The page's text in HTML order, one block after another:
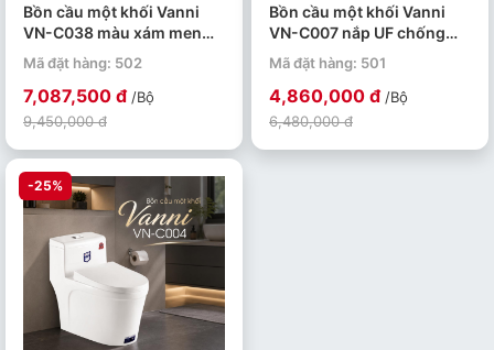
Bồn cầu một khối Vanni
VN-C038 màu xám men
tuyết phủ nano kháng
khuẩn
Mã đặt hàng: 502
7,087,500 đ /Bộ
9,450,000 đ
Bồn cầu một khối Vanni
VN-C007 nắp UF chống
trầy men tuyết phủ nano
kháng khuẩn
Mã đặt hàng: 501
4,860,000 đ /Bộ
6,480,000 đ
-25%